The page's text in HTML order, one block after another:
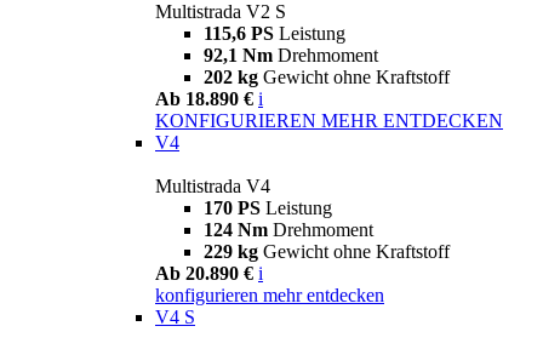
Multistrada V2 S
115,6 PS Leistung
92,1 Nm Drehmoment
202 kg Gewicht ohne Kraftstoff
Ab 18.890 € i
KONFIGURIEREN MEHR ENTDECKEN
V4
Multistrada V4
170 PS Leistung
124 Nm Drehmoment
229 kg Gewicht ohne Kraftstoff
Ab 20.890 € i
konfigurieren mehr entdecken
V4 S